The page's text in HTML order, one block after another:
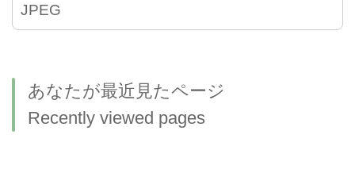
JPEG
あなたが最近見たページ
Recently viewed pages